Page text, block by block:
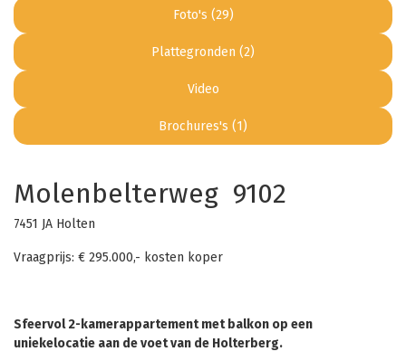
Foto's (29)
Plattegronden (2)
Video
Brochures's (1)
Molenbelterweg 9102
7451 JA Holten
Vraagprijs: € 295.000,- kosten koper
Sfeervol 2-kamerappartement met balkon op een
uniekelocatie aan de voet van de Holterberg.